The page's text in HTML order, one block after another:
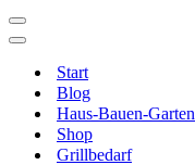
Navigationsmenü
Navigationsmenü
Start
Blog
Haus-Bauen-Garten
Shop
Grillbedarf